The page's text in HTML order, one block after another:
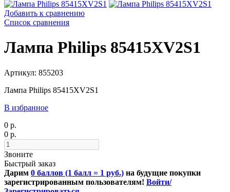
Добавить к сравнению
Список сравнения
Лампа Philips 85415XV2S1
Артикул: 855203
Лампа Philips 85415XV2S1
В избранное
0 р.
0 р.
Звоните
Быстрый заказ
Дарим 0 баллов (1 балл = 1 руб.) на будущие покупки
зарегистрированным пользователям! Войти/